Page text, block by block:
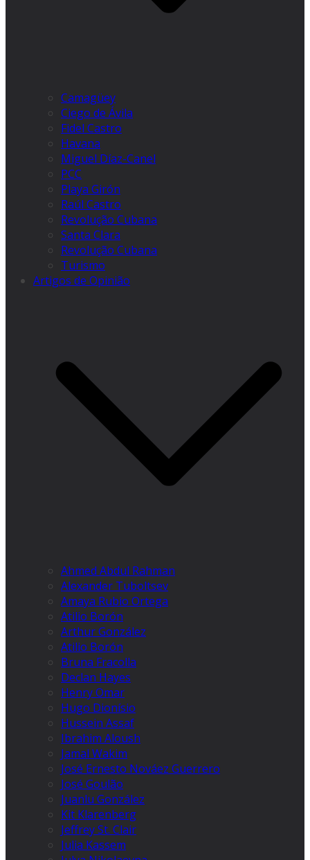
Camagüey
Ciego de Ávila
Fidel Castro
Havana
Miguel Díaz-Canel
PCC
Playa Girón
Raúl Castro
Revolução Cubana
Santa Clara
Revolução Cubana
Turismo
Artigos de Opinião
Ahmed Abdul Rahman
Alexander Tuboltsev
Amaya Rubio Ortega
Atilio Borón
Arthur González
Atilio Borón
Bruna Fracolla
Declan Hayes
Henry Omar
Hugo Dionísio
Hussein Assaf
Ibrahim Aloush
Jamal Wakim
José Ernesto Nováez Guerrero
José Goulão
Juanlu González
Kit Klarenberg
Jeffrey St. Clair
Julia Kassem